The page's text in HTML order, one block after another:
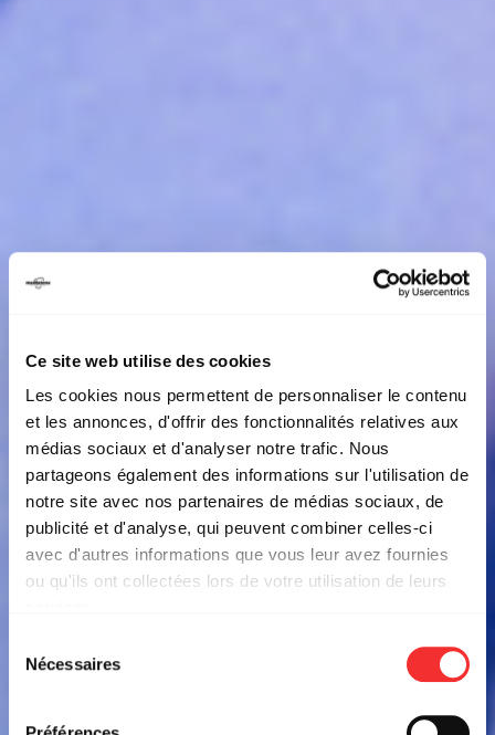
Ce site web utilise des cookies
Les cookies nous permettent de personnaliser le contenu
et les annonces, d'offrir des fonctionnalités relatives aux
médias sociaux et d'analyser notre trafic. Nous
partageons également des informations sur l'utilisation de
notre site avec nos partenaires de médias sociaux, de
publicité et d'analyse, qui peuvent combiner celles-ci
avec d'autres informations que vous leur avez fournies
ou qu'ils ont collectées lors de votre utilisation de leurs
depuis la page Mentions Légales.
Nécessaires